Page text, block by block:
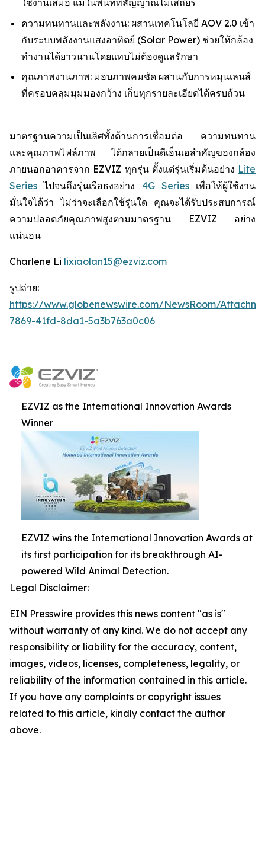
ใช้งานเสมอ แม้ในพื้นที่ที่สัญญาณไม่เสถียร
ความทนทานและพลังงาน: ผสานเทคโนโลยี AOV 2.0 เข้า
กับระบบพลังงานแสงอาทิตย์ (Solar Power) ช่วยให้กล้อง
ทำงานได้ยาวนานโดยแทบไม่ต้องดูแลรักษา
คุณภาพงานภาพ: มอบภาพคมชัด ผสานกับการหมุนเลนส์
ที่ครอบคลุมมุมมองกว้าง เก็บทุกรายละเอียดได้ครบถ้วน
มาตรฐานความเป็นเลิศทั้งด้านการเชื่อมต่อ ความทนทาน
และคุณภาพไฟล์ภาพ ได้กลายเป็นดีเอ็นเอสำคัญของกล้อง
ภายนอกอาคารจาก EZVIZ ทุกรุ่น ตั้งแต่รุ่นเริ่มต้นอย่าง Lite
Series ไปจนถึงรุ่นเรือธงอย่าง 4G Seriesเพื่อให้ผู้ใช้งาน
มั่นใจได้ว่า ไม่ว่าจะเลือกใช้รุ่นใด คุณจะได้รับประสบการณ์
ความปลอดภัยคุณภาพสูงตามมาตรฐาน EZVIZ อย่าง
แน่นอน
Charlene Li lixiaolan15@ezviz.com
รูปถ่าย:
https://www.globenewswire.com/NewsRoom/
7869-41fd-8da1-5a3b763a0c06
EZVIZ as the International Innovation Awards
Winner
EZVIZ wins the International Innovation Awards at
its first participation for its breakthrough AI-
powered Wild Animal Detection.
Legal Disclaimer:
EIN Presswire provides this news content "as is"
without warranty of any kind. We do not accept any
responsibility or liability for the accuracy, content,
images, videos, licenses, completeness, legality, or
reliability of the information contained in this article.
If you have any complaints or copyright issues
related to this article, kindly contact the author
above.